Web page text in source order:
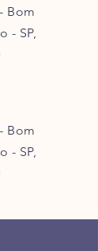
Bom
- SP,
Bom
- SP,